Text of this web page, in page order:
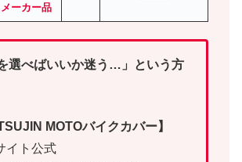
メーカー品
選べばいいか迷う…」という方
MOTOバイクカバー】
イト公式